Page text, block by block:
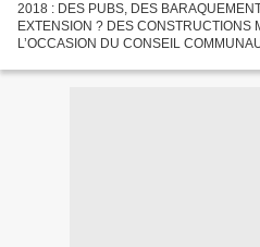
2018 : DES PUBS, DES
EXTENSION ? DES CONSTRUCTIONS
L’OCCASION DU CONSEIL
L’AÉRODROME DES SABLES